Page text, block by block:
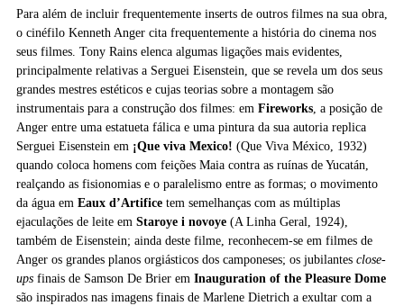
Para além de incluir frequentemente inserts de outros filmes na sua obra,
o cinéfilo Kenneth Anger cita frequentemente a história do cinema nos
seus filmes. Tony Rains elenca algumas ligações mais evidentes,
principalmente relativas a Serguei Eisenstein, que se revela um dos seus
grandes mestres estéticos e cujas teorias sobre a montagem são
instrumentais para a construção dos filmes: em Fireworks, a posição de
Anger entre uma estatueta fálica e uma pintura da sua autoria replica
Serguei Eisenstein em ¡Que viva Mexico! (Que Viva México, 1932)
quando coloca homens com feições Maia contra as ruínas de Yucatán,
realçando as fisionomias e o paralelismo entre as formas; o movimento
da água em Eaux d’Artifice tem semelhanças com as múltiplas
ejaculações de leite em Staroye i novoye (A Linha Geral, 1924),
também de Eisenstein; ainda deste filme, reconhecem-se em filmes de
Anger os grandes planos orgiásticos dos camponeses; os jubilantes close-
ups finais de Samson De Brier em Inauguration of the Pleasure Dome
são inspirados nas imagens finais de Marlene Dietrich a exultar com a